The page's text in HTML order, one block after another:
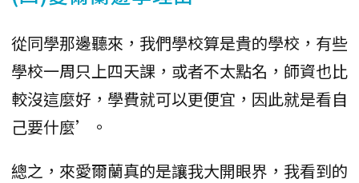
從同學那邊聽來，我們學校算是貴的學校，有些
學校一周只上四天課，或者不太點名，師資也比
較沒這麼好，學費就可以更便宜，因此就是看自
己要什麼’。
總之，來愛爾蘭真的是讓我大開眼界，我看到的